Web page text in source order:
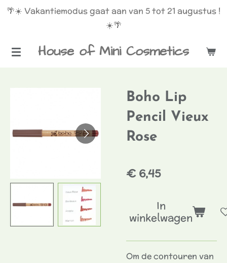
Ga
de
House of Mini Cosmetics
🌴☀️ Vakantiemodus gaat aan van 5 tot 21 augustus !
☀️🌴
Boho Lip
Pencil Vieux
Rose
€ 6,45
In
winkelwagen
Om de contouren van